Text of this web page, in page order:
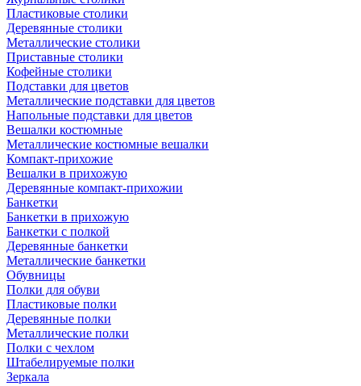
Пластиковые столики
Деревянные столики
Металлические столики
Приставные столики
Кофейные столики
Подставки для цветов
Металлические подставки для цветов
Напольные подставки для цветов
Вешалки костюмные
Металлические костюмные вешалки
Компакт-прихожие
Вешалки в прихожую
Деревянные компакт-прихожии
Банкетки
Банкетки в прихожую
Банкетки с полкой
Деревянные банкетки
Металлические банкетки
Обувницы
Полки для обуви
Пластиковые полки
Деревянные полки
Металлические полки
Полки с чехлом
Штабелируемые полки
Зеркала